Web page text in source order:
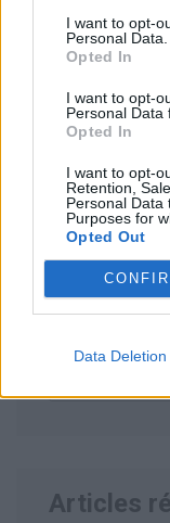
I want to opt-
Personal Data.
Opted In
I want to opt-
Personal Data
Opted In
I want to opt-
Retention,
Personal Data
Purposes for
Opted Out
Data Deletion
navigateur pour
Rechercher
Articles